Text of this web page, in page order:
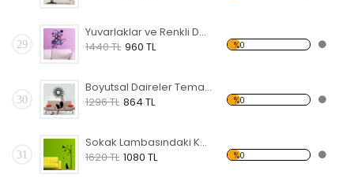
29
Yuvarlaklar ve Renkli Desenler Temalı Duvar Sticker
1440 TL 960 TL %0
30
Boyutsal Daireler Temalı Duvar Sticker
1296 TL 864 TL %0
31
Sokak Lambasındaki Kuş ve Kedi Temalı Duvar Sticker
1620 TL 1080 TL %0